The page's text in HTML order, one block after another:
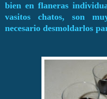
bien en flaneras
vasitos chatos, son
necesario desmoldarlos